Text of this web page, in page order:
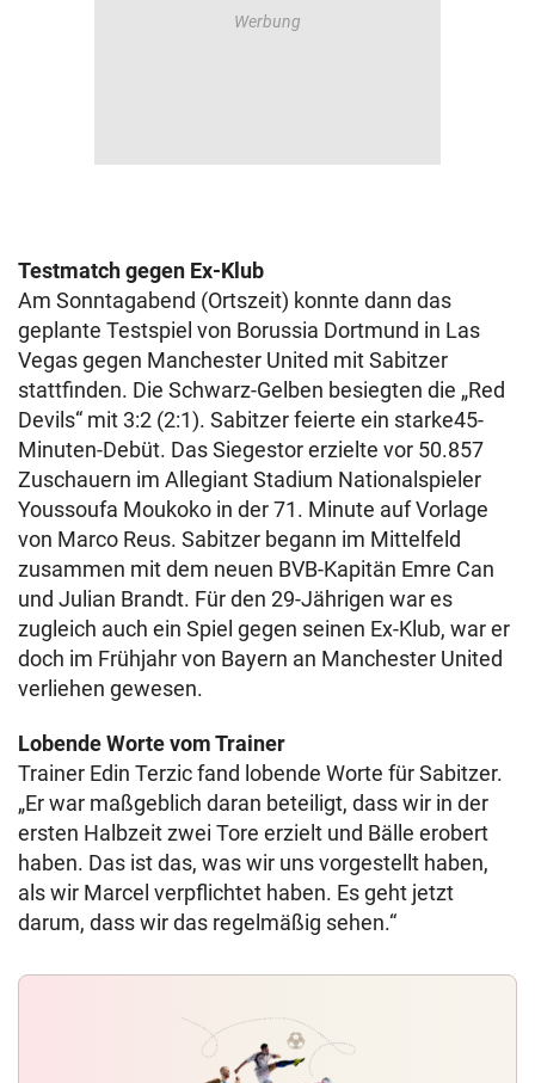
Testmatch gegen Ex-Klub
Am Sonntagabend (Ortszeit) konnte dann das
geplante Testspiel von Borussia Dortmund in Las
Vegas gegen Manchester United mit Sabitzer
stattfinden. Die Schwarz-Gelben besiegten die „Red
Devils“ mit 3:2 (2:1). Sabitzer feierte ein starke45-
Minuten-Debüt. Das Siegestor erzielte vor 50.857
Zuschauern im Allegiant Stadium Nationalspieler
Youssoufa Moukoko in der 71. Minute auf Vorlage
von Marco Reus. Sabitzer begann im Mittelfeld
zusammen mit dem neuen BVB-Kapitän Emre Can
und Julian Brandt. Für den 29-Jährigen war es
zugleich auch ein Spiel gegen seinen Ex-Klub, war er
doch im Frühjahr von Bayern an Manchester United
verliehen gewesen.
Lobende Worte vom Trainer
Trainer Edin Terzic fand lobende Worte für Sabitzer.
„Er war maßgeblich daran beteiligt, dass wir in der
ersten Halbzeit zwei Tore erzielt und Bälle erobert
haben. Das ist das, was wir uns vorgestellt haben,
als wir Marcel verpflichtet haben. Es geht jetzt
darum, dass wir das regelmäßig sehen.“